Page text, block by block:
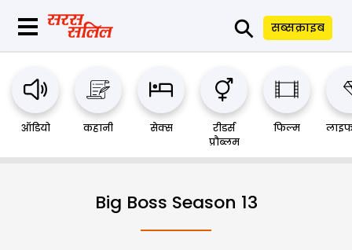
⚲ सब्सक्राइब
ऑडियो कहानी सेक्स
रीडर्स
प्रौब्लम
फिल्म
Big Boss Season 13